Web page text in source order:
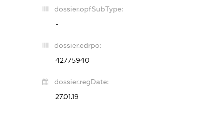
dossier.opfSubType:
-
dossier.edrpo:
42775940
dossier.regDate:
27.01.19